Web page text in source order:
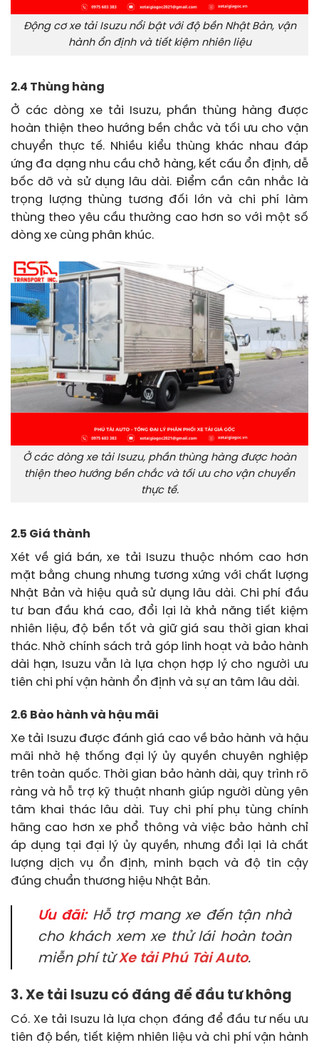
Động cơ xe tải Isuzu nổi bật với độ bền Nhật Bản, vận
hành ổn định và tiết kiệm nhiên liệu
2.4 Thùng hàng
Ở các dòng xe tải Isuzu, phần thùng hàng được
hoàn thiện theo hướng bền chắc và tối ưu cho vận
chuyển thực tế. Nhiều kiểu thùng khác nhau đáp
ứng đa dạng nhu cầu chở hàng, kết cấu ổn định, dễ
bốc dỡ và sử dụng lâu dài. Điểm cần cân nhắc là
trọng lượng thùng tương đối lớn và chi phí làm
thùng theo yêu cầu thường cao hơn so với một số
dòng xe cùng phân khúc.
Ở các dòng xe tải Isuzu, phần thùng hàng được hoàn
thiện theo hướng bền chắc và tối ưu cho vận chuyển
thực tế.
2.5 Giá thành
Xét về giá bán, xe tải Isuzu thuộc nhóm cao hơn
mặt bằng chung nhưng tương xứng với chất lượng
Nhật Bản và hiệu quả sử dụng lâu dài. Chi phí đầu
tư ban đầu khá cao, đổi lại là khả năng tiết kiệm
nhiên liệu, độ bền tốt và giữ giá sau thời gian khai
thác. Nhờ chính sách trả góp linh hoạt và bảo hành
dài hạn, Isuzu vẫn là lựa chọn hợp lý cho người ưu
tiên chi phí vận hành ổn định và sự an tâm lâu dài.
2.6 Bảo hành và hậu mãi
Xe tải Isuzu được đánh giá cao về bảo hành và hậu
mãi nhờ hệ thống đại lý ủy quyền chuyên nghiệp
trên toàn quốc. Thời gian bảo hành dài, quy trình rõ
ràng và hỗ trợ kỹ thuật nhanh giúp người dùng yên
tâm khai thác lâu dài. Tuy chi phí phụ tùng chính
hãng cao hơn xe phổ thông và việc bảo hành chỉ
áp dụng tại đại lý ủy quyền, nhưng đổi lại là chất
lượng dịch vụ ổn định, minh bạch và độ tin cậy
đúng chuẩn thương hiệu Nhật Bản.
Ưu đãi:Hỗ trợ mang xe đến tận nhà
cho khách xem xe thử lái hoàn toàn
miễn phí từXe tải Phú Tài Auto.
3. Xe tải Isuzu có đáng để đầu tư không
Có. Xe tải Isuzu là lựa chọn đáng để đầu tư nếu ưu
tiên độ bền, tiết kiệm nhiên liệu và chi phí vận hành